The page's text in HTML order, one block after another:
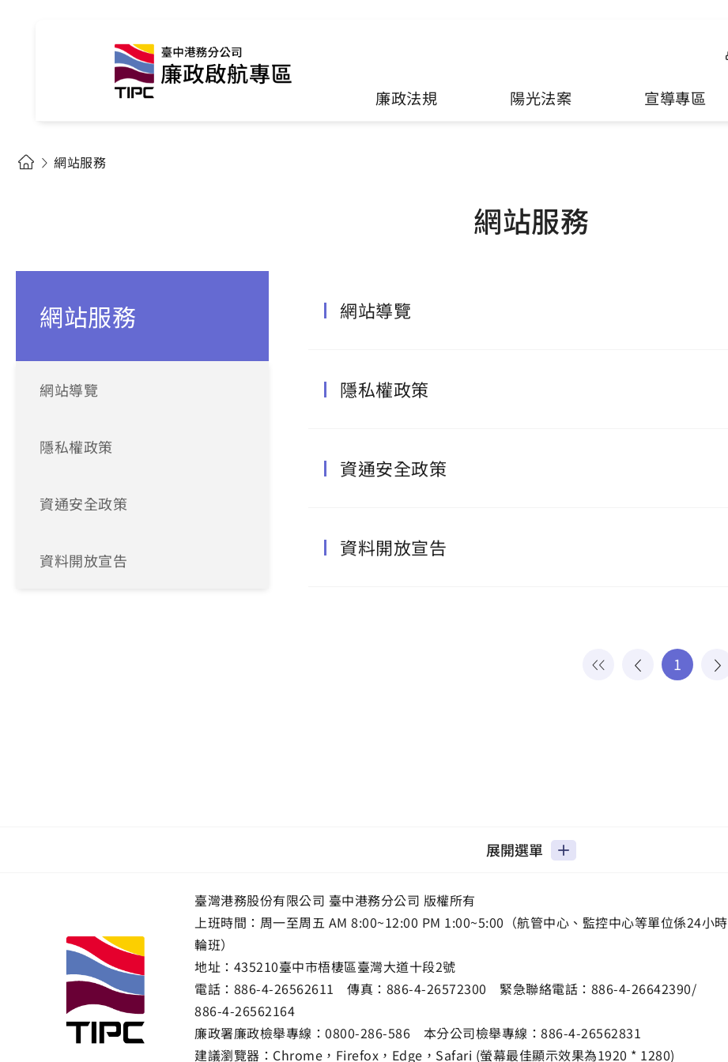
廉政法規 陽光法案 宣導專區
網站服務
網站服務
網站服務
網站導覽
隱私權政策
資通安全政策
資料開放宣告
網站導覽
隱私權政策
資通安全政策
資料開放宣告
1
展開選單
臺灣港務股份有限公司 臺中港務分公司 版權所有
上班時間：周一至周五 AM 8:00~12:00 PM 1:00~5:00（航管中心、監控中心等單位係24小時
輪班）
地址： 435210臺中市梧棲區臺灣大道十段2號
電話： 886-4-26562611 傳真： 886-4-26572300 緊急聯絡電話： 886-4-26642390/
886-4-26562164
廉政署廉政檢舉專線： 0800-286-586 本分公司檢舉專線： 886-4-26562831
建議瀏覽器：Chrome，Firefox，Edge，Safari (螢幕最佳顯示效果為1920 * 1280)